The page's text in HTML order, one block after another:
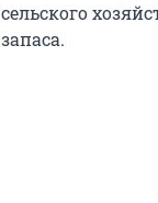
сельского
запаса.